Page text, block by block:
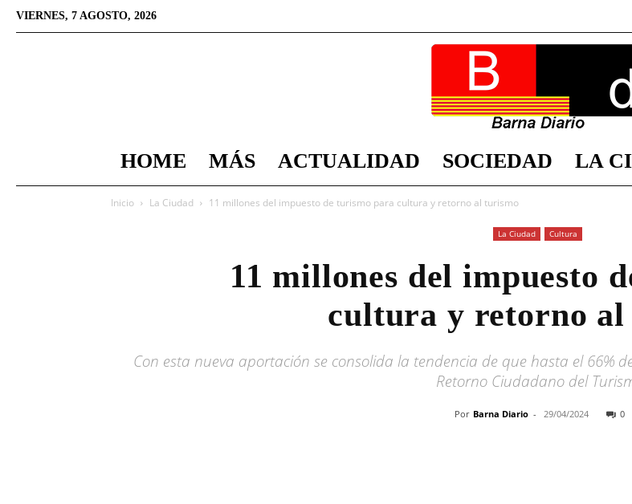
VIERNES, 7 AGOSTO, 2026
Diario
HOME MÁS ACTUALIDAD SOCIEDAD LA
Inicio La Ciudad 11 millones del impuesto de turismo para cultura y retorno al turismo
La Ciudad Cultura
11 millones del impuesto
cultura y retorno
Con esta nueva aportación se consolida la tendencia de que hasta el 66%
Retorno Ciudadano del
Por Barna Diario - 29/04/2024 0